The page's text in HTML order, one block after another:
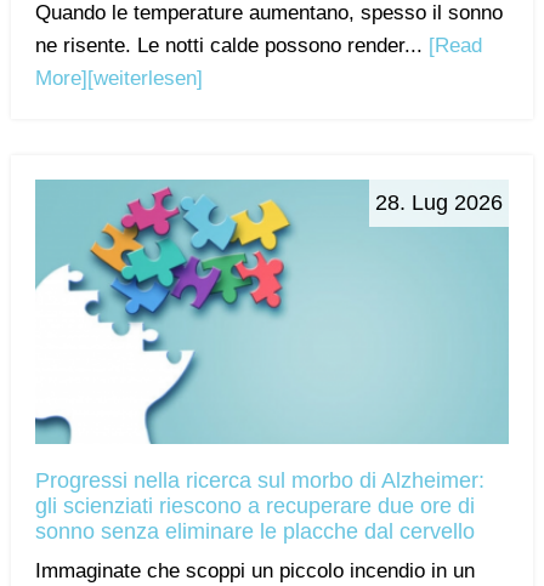
Quando le temperature aumentano, spesso il sonno
ne risente. Le notti calde possono render... [Read
More][weiterlesen]
28. Lug 2026
Progressi nella ricerca sul morbo di Alzheimer:
gli scienziati riescono a recuperare due ore di
sonno senza eliminare le placche dal cervello
Immaginate che scoppi un piccolo incendio in un